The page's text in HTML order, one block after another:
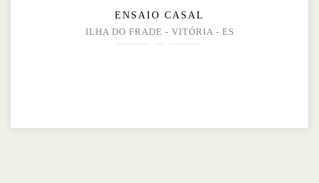
ENSAIO CASAL
ILHA DO FRADE - VITÓRIA - ES